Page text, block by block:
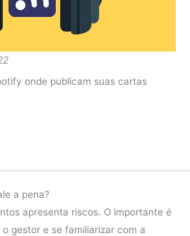
onde publicam suas cartas
a pena?
apresenta riscos. O importante é
gestor e se familiarizar com a